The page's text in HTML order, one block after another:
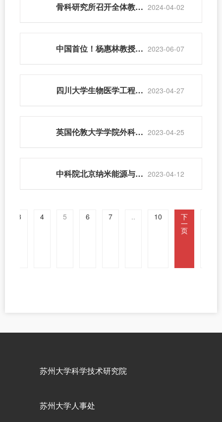
骨科研究所召开全体教职工大会 副所长陈志欣同志到任 2024-04-02
中国首位！杨惠林教授当选ISASS国际主席 2023-06-07
四川大学生物医学工程学院张凯教授访问骨科研究所 2023-04-27
英国伦敦大学学院外科与介入医学学部刘朝宗教授访问骨科研究所 2023-04-25
中科院北京纳米能源与系统研究所李舟教授访问骨科研究所 2023-04-12
3 4 5 6 7 .. 10 下
一
页
苏州大学科学技术研究院
苏州大学人事处